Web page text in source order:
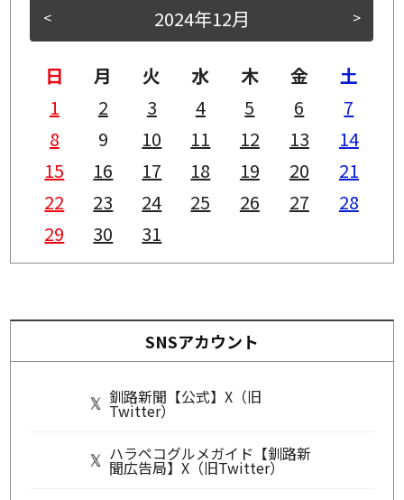
< >
2024年12月
日 月 火 水 木 金
土
1
2 3 4 5 6
7
8
9 10 11 12 13
14
15
16 17 18 19 20
21
22
23 24 25 26 27
28
29
30 31
SNSアカウント
釧路新聞【公式】X（旧
Twitter）
ハラペコグルメガイド【釧路新
聞広告局】X（旧Twitter）